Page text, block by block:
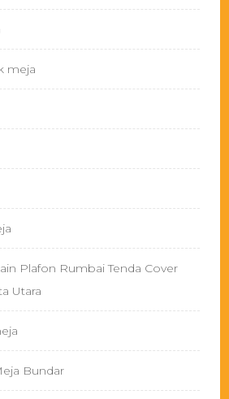
meja
Plafon Rumbai Tenda Cover
Utara
Bundar